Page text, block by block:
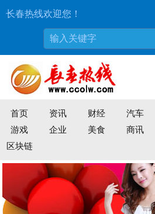
长春热线欢迎您！
首页 资讯 财经 汽车
游戏
企业 美食 商讯
区块链